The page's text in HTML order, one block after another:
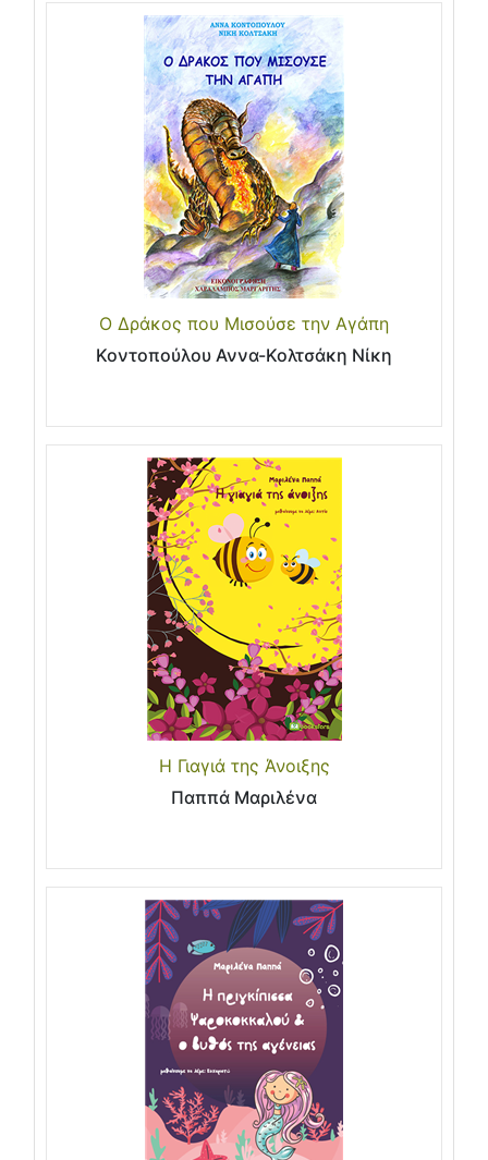
Ο Δράκος που Μισούσε την Αγάπη
Κοντοπούλου Αννα-Κολτσάκη Νίκη
Η Γιαγιά της Άνοιξης
Παππά Μαριλένα